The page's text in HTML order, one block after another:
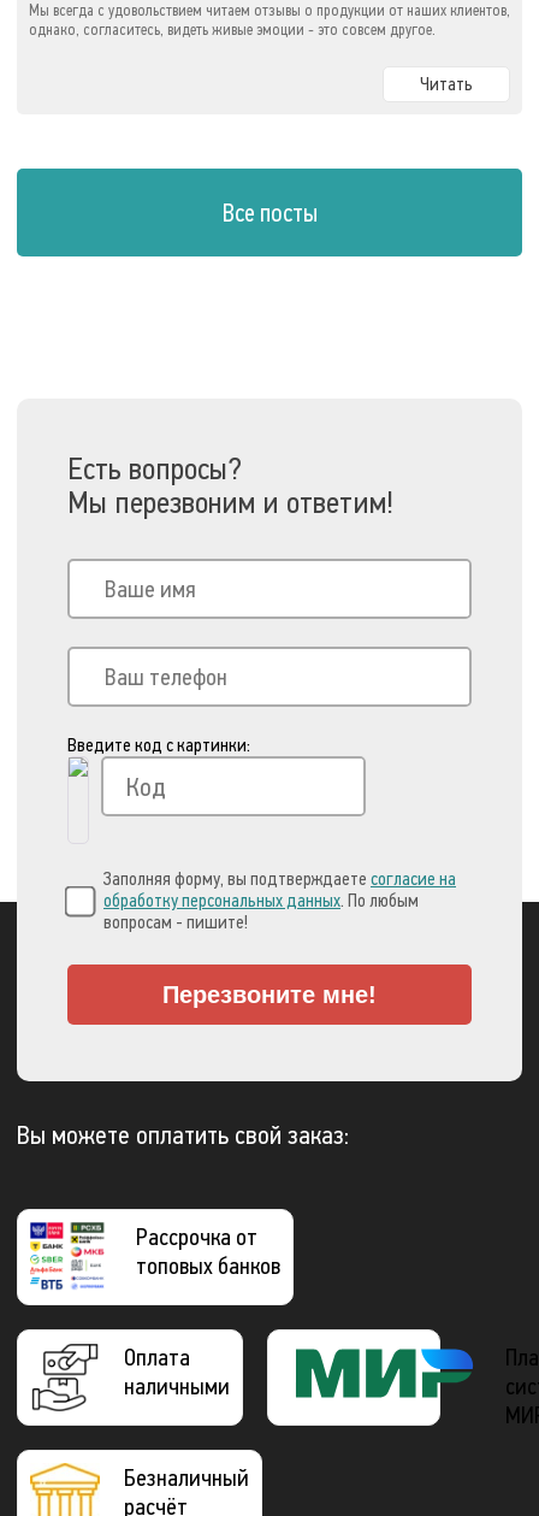
Мы всегда с удовольствием читаем отзывы о продукции от наших клиентов,
однако, согласитесь, видеть живые эмоции - это совсем другое.
Читать
Все посты
Есть вопросы?
Мы перезвоним и ответим!
Введите код с картинки:
Заполняя форму, вы подтверждаете согласие на
обработку персональных данных. По любым
вопросам - пишите!
Перезвоните мне!
Вы можете оплатить свой заказ:
Рассрочка от
топовых банков
Оплата
наличными
Безналичный
расчёт